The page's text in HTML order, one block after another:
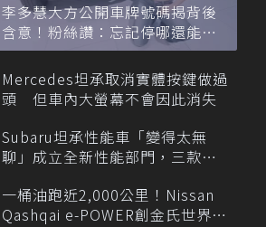
李多慧大方公開車牌號碼揭背後
含意！粉絲讚：忘記停哪還能幫
忙找車
Mercedes坦承取消實體按鍵做過
頭 但車內大螢幕不會因此消失
Subaru坦承性能車「變得太無
聊」成立全新性能部門，三款手
一桶油跑近2,000公里！Nissan
Qashqai e-POWER創金氏世界紀